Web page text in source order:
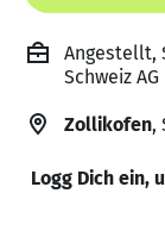
Angestellt,
Schweiz AG
Zollikofen,
Logg Dich ein,